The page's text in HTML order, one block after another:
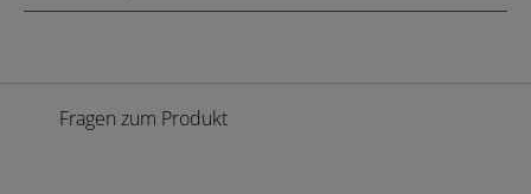
Fragen zum Produkt